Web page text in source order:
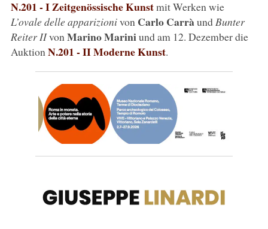
N.201 - I Zeitgenössische Kunstmit Werken wie
L’ovale delle apparizionivon Carlo Carràund Bunter
Reiter IIvon Marino Mariniund am 12. Dezember die
Auktion N.201 - II Moderne Kunst.